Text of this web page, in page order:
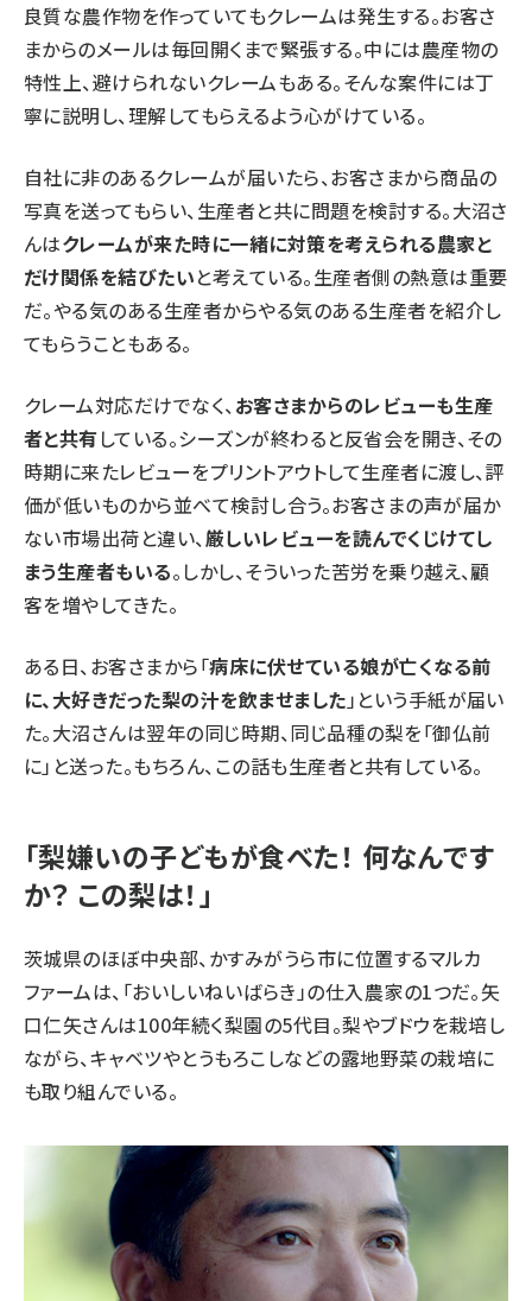
良質な農作物を作っていてもクレームは発生する。お客さ
まからのメールは毎回開くまで緊張する。中には農産物の
特性上、避けられないクレームもある。そんな案件には丁
寧に説明し、理解してもらえるよう心がけている。
自社に非のあるクレームが届いたら、お客さまから商品の
写真を送ってもらい、生産者と共に問題を検討する。大沼さ
んはクレームが来た時に一緒に対策を考えられる農家と
だけ関係を結びたいと考えている。生産者側の熱意は重要
だ。やる気のある生産者からやる気のある生産者を紹介し
てもらうこともある。
クレーム対応だけでなく、お客さまからのレビューも生産
者と共有している。シーズンが終わると反省会を開き、その
時期に来たレビューをプリントアウトして生産者に渡し、評
価が低いものから並べて検討し合う。お客さまの声が届か
ない市場出荷と違い、厳しいレビューを読んでくじけてし
まう生産者もいる。しかし、そういった苦労を乗り越え、顧
客を増やしてきた。
ある日、お客さまから「病床に伏せている娘が亡くなる前
に、大好きだった梨の汁を飲ませました」という手紙が届い
た。大沼さんは翌年の同じ時期、同じ品種の梨を「御仏前
に」と送った。もちろん、この話も生産者と共有している。
「梨嫌いの子どもが食べた！ 何なんです
か？ この梨は！」
茨城県のほぼ中央部、かすみがうら市に位置するマルカ
ファームは、「おいしいねいばらき」の仕入農家の1つだ。矢
口仁矢さんは100年続く梨園の5代目。梨やブドウを栽培し
ながら、キャベツやとうもろこしなどの露地野菜の栽培に
も取り組んでいる。